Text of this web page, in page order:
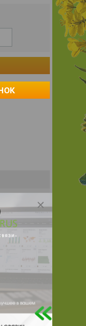
с помощью
для